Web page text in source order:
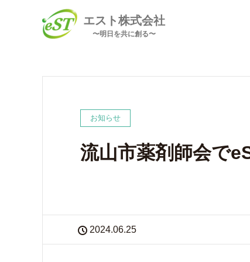
エスト株式会社
〜明日を共に創る〜
お知らせ
流山市薬剤師会で
2024.06.25